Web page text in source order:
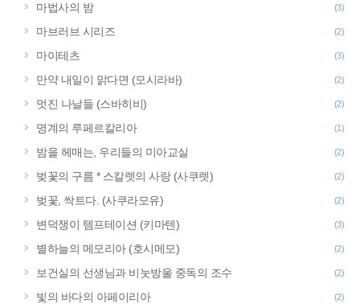
마법사의 밤 (3)
마브러브 시리즈 (2)
마이테츠 (3)
만약 내일이 맑다면 (모시라바) (2)
멋진 나날들 (스바히비) (2)
명계의 루페르칼리아 (1)
밤을 헤매는, 우리들의 미아교실 (2)
벚꽃의 구름 * 스칼렛의 사랑 (사쿠렛) (2)
벚꽃, 싹트다. (사쿠라모유) (2)
변덕쟁이 템프테이션 (키마텐) (3)
별하늘의 메모리아 (호시메모) (2)
보건실의 선생님과 비눗방울 중독의 조수 (2)
빛의 바다의 아페이리아 (2)